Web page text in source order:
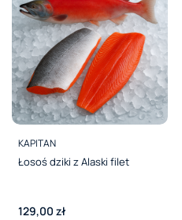
PRODUCENT
KAPITAN
Łosoś dziki z Alaski filet
Cena
129,00 zł